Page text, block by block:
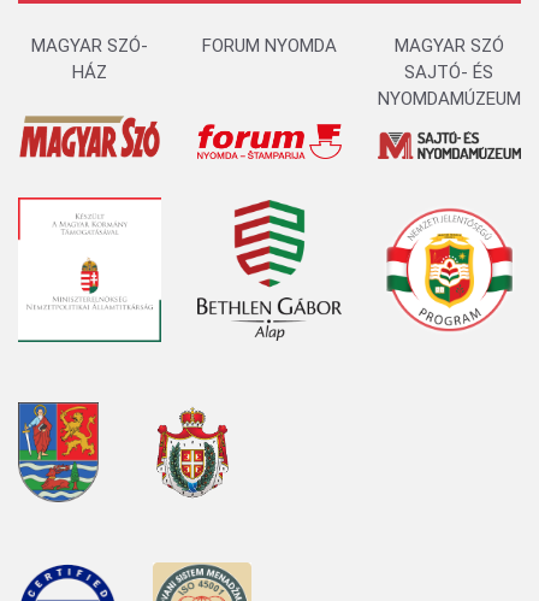
MAGYAR SZÓ-
HÁZ
FORUM NYOMDA
MAGYAR SZÓ
SAJTÓ- ÉS
NYOMDAMÚZEUM